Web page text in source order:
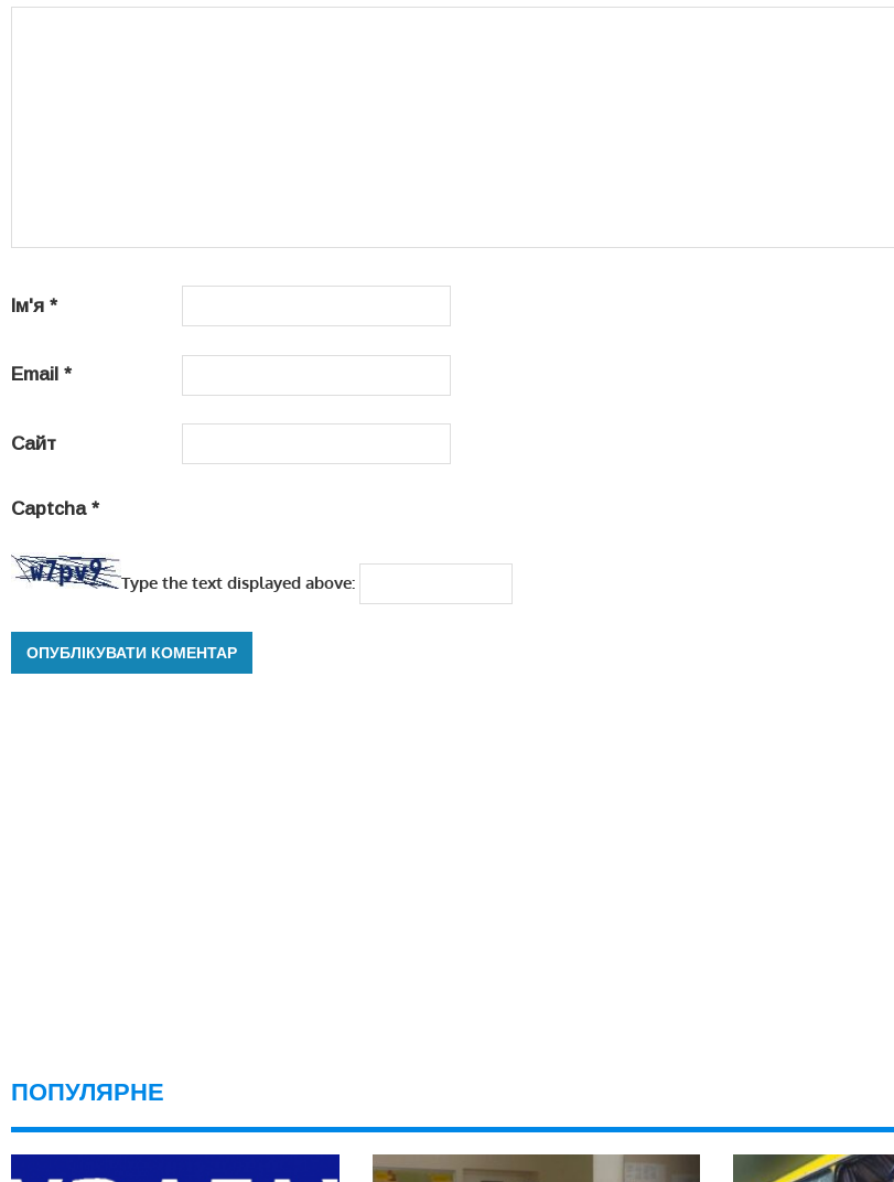
Ім'я *
Email *
Сайт
Captcha *
Type the text displayed above:
ПОПУЛЯРНЕ